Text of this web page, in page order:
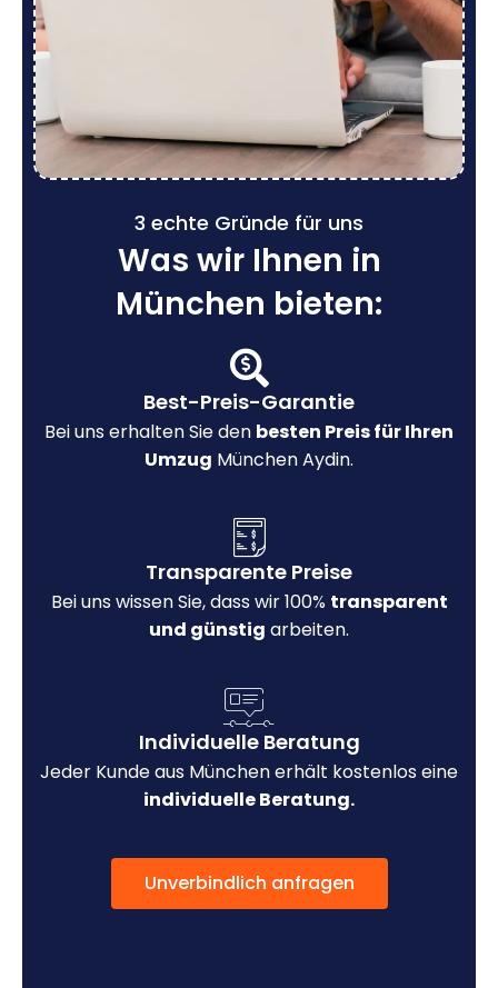
3 echte Gründe für uns
Was wir Ihnen in
München bieten:
Best-Preis-Garantie
Bei uns erhalten Sie den besten Preis für Ihren
Umzug München Aydin.
Transparente Preise
Bei uns wissen Sie, dass wir 100% transparent
und günstig arbeiten.
Individuelle Beratung
Jeder Kunde aus München erhält kostenlos eine
individuelle Beratung.
Unverbindlich anfragen